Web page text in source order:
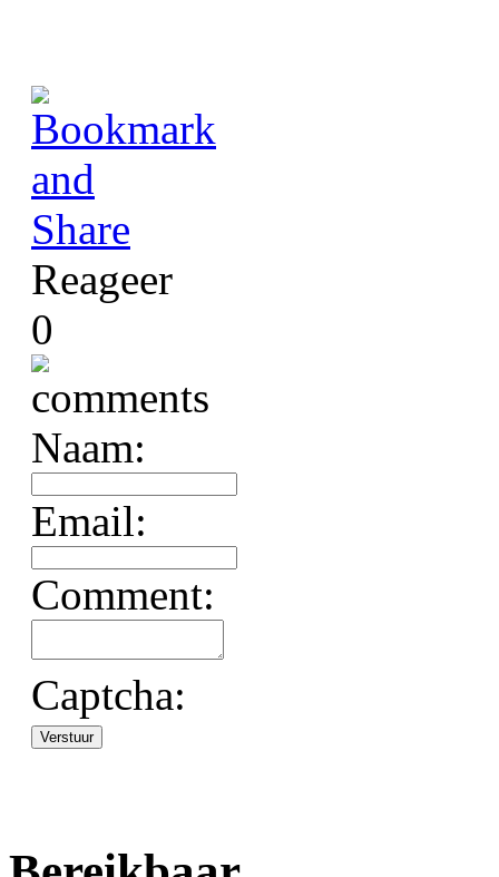
Reageer
0
Naam:
Email:
Comment:
Captcha: